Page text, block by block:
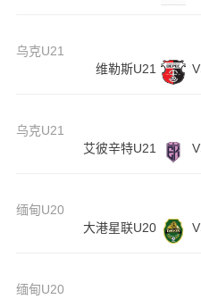
乌克U21
维勒斯U21
乌克U21
艾彼辛特U21
缅甸U20
大港星联U20
缅甸U20